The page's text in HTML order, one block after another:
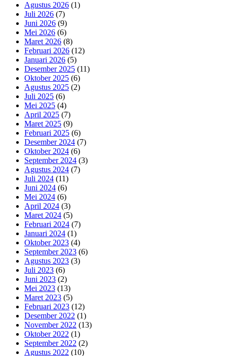
Agustus 2026 (1)
Juli 2026 (7)
Juni 2026 (9)
Mei 2026 (6)
Maret 2026 (8)
Februari 2026 (12)
Januari 2026 (5)
Desember 2025 (11)
Oktober 2025 (6)
Agustus 2025 (2)
Juli 2025 (6)
Mei 2025 (4)
April 2025 (7)
Maret 2025 (9)
Februari 2025 (6)
Desember 2024 (7)
Oktober 2024 (6)
September 2024 (3)
Agustus 2024 (7)
Juli 2024 (11)
Juni 2024 (6)
Mei 2024 (6)
April 2024 (3)
Maret 2024 (5)
Februari 2024 (7)
Januari 2024 (1)
Oktober 2023 (4)
September 2023 (6)
Agustus 2023 (3)
Juli 2023 (6)
Juni 2023 (2)
Mei 2023 (13)
Maret 2023 (5)
Februari 2023 (12)
Desember 2022 (1)
November 2022 (13)
Oktober 2022 (1)
September 2022 (2)
Agustus 2022 (10)